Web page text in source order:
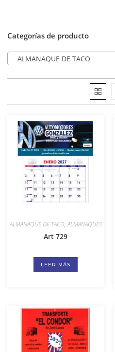
Categorías de producto
ALMANAQUE DE TACO
ALMANAQUE DE TACO,ALMANAQUES
Art 729
LEER MÁS